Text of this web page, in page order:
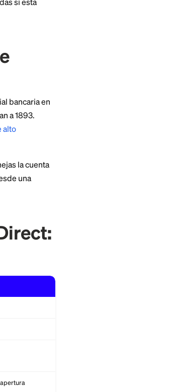
de
Bank, la filial bancaria en
se remontan a 1893.
Abres y manejas la cuenta
electrónica desde una
Direct: